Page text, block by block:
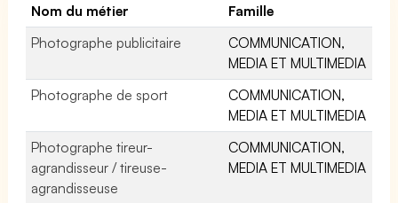
Nom du métier
Famille
Photographe publicitaire
COMMUNICATION,
MEDIA ET MULTIMEDIA
Photographe de sport
COMMUNICATION,
MEDIA ET MULTIMEDIA
Photographe tireur-
agrandisseur / tireuse-
agrandisseuse
COMMUNICATION,
MEDIA ET MULTIMEDIA